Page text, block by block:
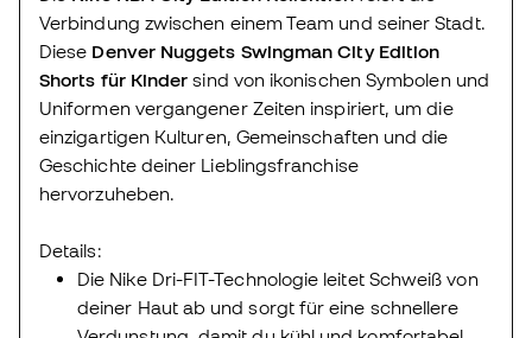
Verbindung zwischen einem Team und seiner Stadt.
Diese Denver Nuggets Swingman City Edition
Shorts für Kinder sind von ikonischen Symbolen und
Uniformen vergangener Zeiten inspiriert, um die
einzigartigen Kulturen, Gemeinschaften und die
Geschichte deiner Lieblingsfranchise
hervorzuheben.
Details:
Die Nike Dri-FIT-Technologie leitet Schweiß von
deiner Haut ab und sorgt für eine schnellere